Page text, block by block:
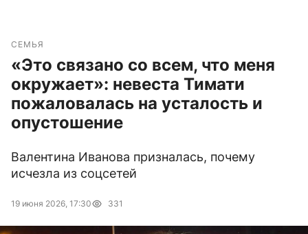
СЕМЬЯ
«Это связано со всем, что меня
окружает»: невеста Тимати
пожаловалась на усталость и
опустошение
Валентина Иванова призналась, почему
исчезла из соцсетей
19 июня 2026, 17:30 331